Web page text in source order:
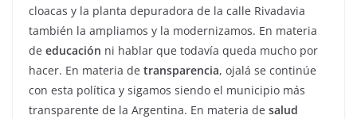
cloacas y la planta depuradora de la calle Rivadavia
también la ampliamos y la modernizamos. En materia
de educación ni hablar que todavía queda mucho por
hacer. En materia de transparencia, ojalá se continúe
con esta política y sigamos siendo el municipio más
transparente de la Argentina. En materia de salud